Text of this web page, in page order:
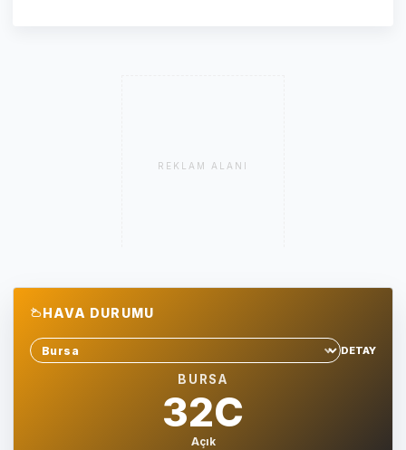
REKLAM ALANI
HAVA DURUMU
Sehir sec
DETAY
BURSA
32C
Açık